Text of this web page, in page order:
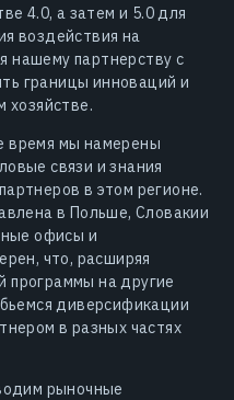
4.0, а затем и 5.0 для
воздействия на
нашему партнерству с
границы инноваций и
хозяйстве.
время мы намерены
связи и знания
в этом регионе.
в Польше, Словакии
офисы и
что, расширяя
программы на другие
диверсификации
в разных частях
рыночные